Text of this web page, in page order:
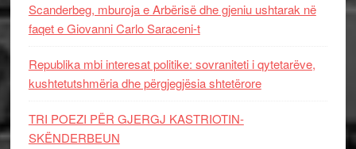
Scanderbeg, mburoja e Arbërisë dhe gjeniu ushtarak në
faqet e Giovanni Carlo Saraceni-t
Republika mbi interesat politike: sovraniteti i qytetarëve,
kushtetutshmëria dhe përgjegjësia shtetërore
TRI POEZI PËR GJERGJ KASTRIOTIN-
SKËNDERBEUN